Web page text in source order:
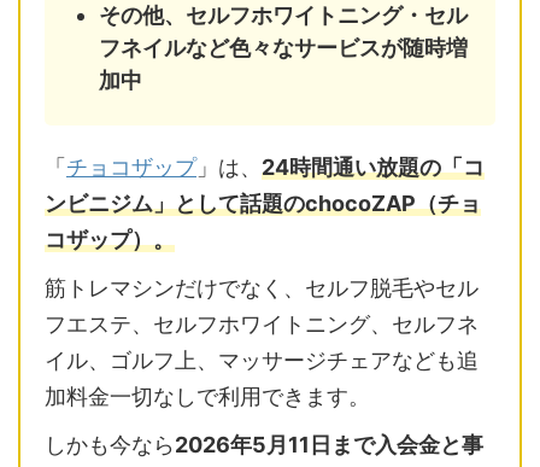
その他、セルフホワイトニング・セル
フネイルなど色々なサービスが随時増
加中
「 チョコザップ」は、 24時間通い放題の「コ
ンビニジム」として話題のchocoZAP（チョ
コザップ）。
筋トレマシンだけでなく、セルフ脱毛やセル
フエステ、セルフホワイトニング、セルフネ
イル、ゴルフ上、マッサージチェアなども追
加料金一切なしで利用できます。
しかも今なら2026年5月11日まで入会金と事